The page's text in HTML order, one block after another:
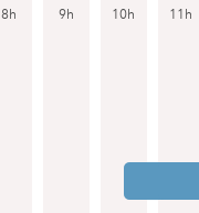
8h 9h 10h 11h